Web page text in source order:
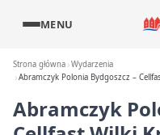
MENU
Strona główna Wydarzenia
Abramczyk Polonia Bydgoszcz –
Abramczyk